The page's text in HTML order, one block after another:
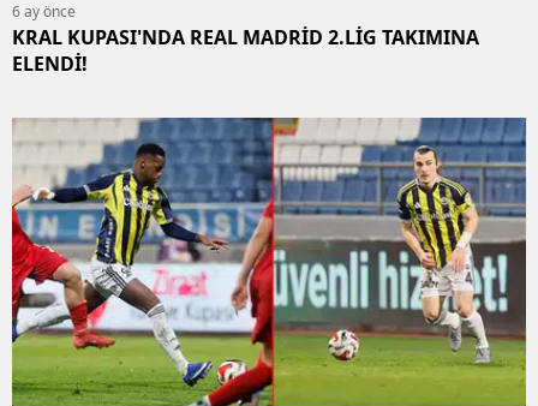
6 ay önce
KRAL KUPASI'NDA REAL MADRİD 2.LİG TAKIMINA
ELENDİ!